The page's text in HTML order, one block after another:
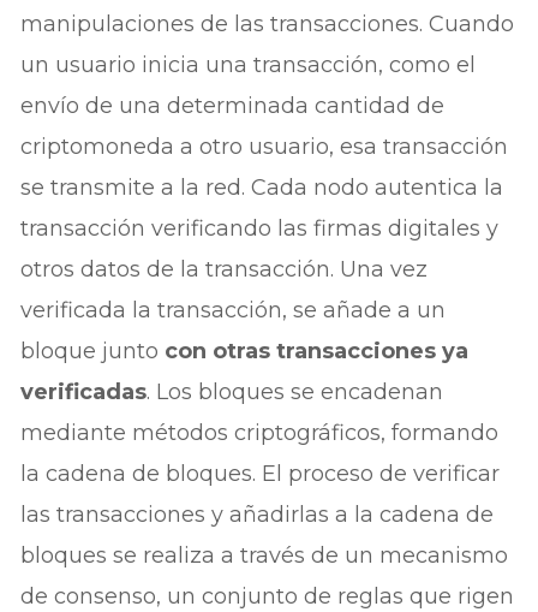
manipulaciones de las transacciones. Cuando
un usuario inicia una transacción, como el
envío de una determinada cantidad de
criptomoneda a otro usuario, esa transacción
se transmite a la red. Cada nodo autentica la
transacción verificando las firmas digitales y
otros datos de la transacción. Una vez
verificada la transacción, se añade a un
bloque junto con otras transacciones ya
verificadas. Los bloques se encadenan
mediante métodos criptográficos, formando
la cadena de bloques. El proceso de verificar
las transacciones y añadirlas a la cadena de
bloques se realiza a través de un mecanismo
de consenso, un conjunto de reglas que rigen